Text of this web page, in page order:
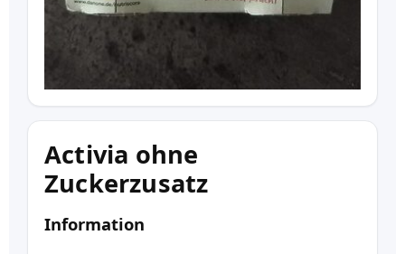
Activia ohne
Zuckerzusatz
Information